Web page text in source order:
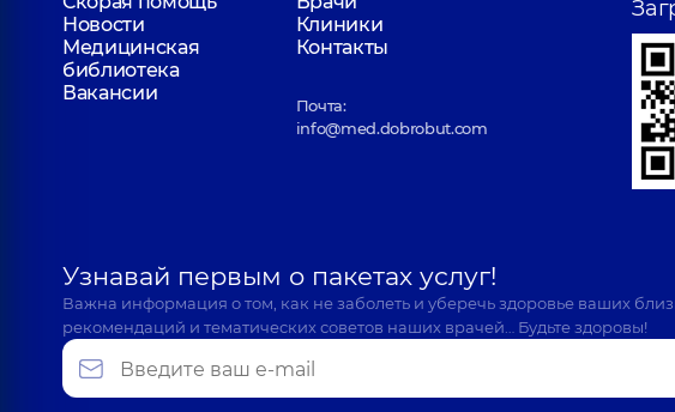
Новости
Клиники
Медицинская
библиотека
Контакты
Вакансии
Почта:
info@med.dobrobut.com
Узнавай первым о пакетах услуг!
Важна информация о том, как не заболеть и уберечь здоровье ваших
рекомендаций и тематических советов наших врачей… Будьте здоровы!